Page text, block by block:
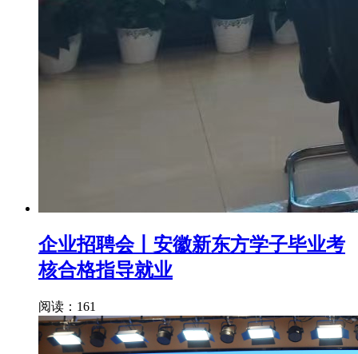
企业招聘会丨安徽新东方学子毕业考
核合格指导就业
阅读：161